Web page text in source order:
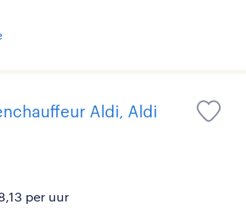
Aldi, Aldi
per uur